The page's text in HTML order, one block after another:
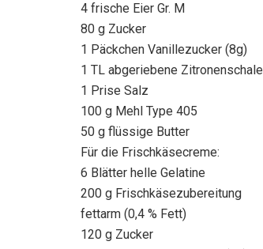
4 frische Eier Gr. M
80 g Zucker
1 Päckchen Vanillezucker (8g)
1 TL abgeriebene Zitronenschale
1 Prise Salz
100 g Mehl Type 405
50 g flüssige Butter
Für die Frischkäsecreme:
6 Blätter helle Gelatine
200 g Frischkäsezubereitung
fettarm (0,4 % Fett)
120 g Zucker